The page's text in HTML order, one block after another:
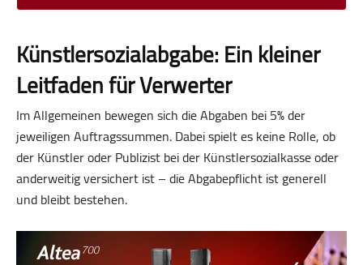
Künstlersozialabgabe: Ein kleiner
Leitfaden für Verwerter
Im Allgemeinen bewegen sich die Abgaben bei 5% der
jeweiligen Auftragssummen. Dabei spielt es keine Rolle, ob
der Künstler oder Publizist bei der Künstlersozialkasse oder
anderweitig versichert ist – die Abgabepflicht ist generell
und bleibt bestehen.